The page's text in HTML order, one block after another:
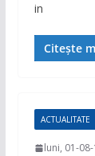
in
Citește
ACTUALITATE
luni, 01-08-